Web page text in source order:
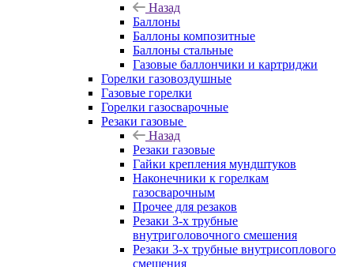
Назад
Баллоны
Баллоны композитные
Баллоны стальные
Газовые баллончики и картриджи
Горелки газовоздушные
Газовые горелки
Горелки газосварочные
Резаки газовые
Назад
Резаки газовые
Гайки крепления мундштуков
Наконечники к горелкам
газосварочным
Прочее для резаков
Резаки 3-х трубные
внутриголовочного смешения
Резаки 3-х трубные внутрисоплового
смешения